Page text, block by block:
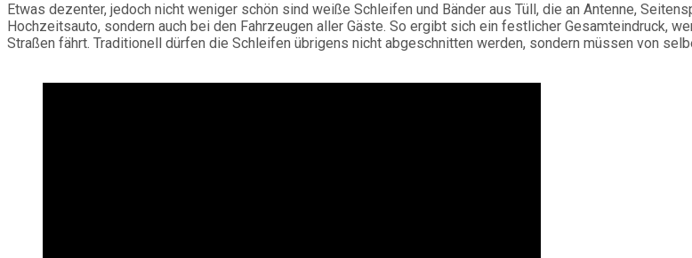
Etwas dezenter, jedoch nicht weniger schön sind weiße Schleifen und Bänder aus Tüll, die an Antenne,
Hochzeitsauto, sondern auch bei den Fahrzeugen aller Gäste. So ergibt sich ein festlicher Gesamteindruck,
Straßen fährt. Traditionell dürfen die Schleifen übrigens nicht abgeschnitten werden, sondern müssen von